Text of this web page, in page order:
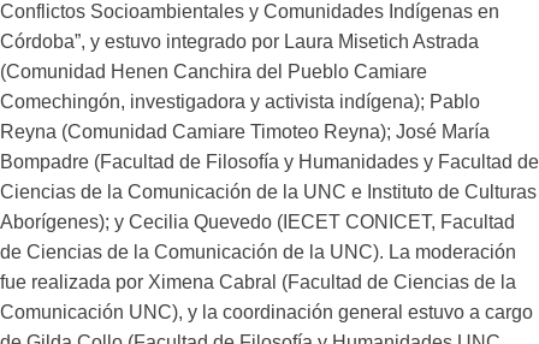
Conflictos Socioambientales y Comunidades Indígenas en
Córdoba”, y estuvo integrado por Laura Misetich Astrada
(Comunidad Henen Canchira del Pueblo Camiare
Comechingón, investigadora y activista indígena); Pablo
Reyna (Comunidad Camiare Timoteo Reyna); José María
Bompadre (Facultad de Filosofía y Humanidades y Facultad de
Ciencias de la Comunicación de la UNC e Instituto de Culturas
Aborígenes); y Cecilia Quevedo (IECET CONICET, Facultad
de Ciencias de la Comunicación de la UNC). La moderación
fue realizada por Ximena Cabral (Facultad de Ciencias de la
Comunicación UNC), y la coordinación general estuvo a cargo